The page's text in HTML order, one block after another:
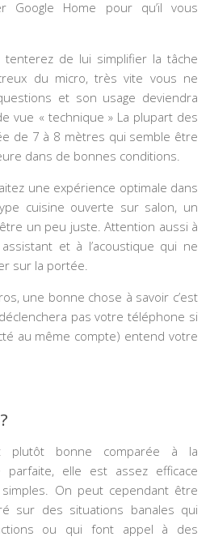
Google Home pour qu’il vous
de lui simplifier la tâche
du micro, très vite vous ne
et son usage deviendra
vue « technique » La plupart des
de 7 à 8 mètres qui semble être
dans de bonnes conditions.
une expérience optimale dans
cuisine ouverte sur salon, un
un peu juste. Attention aussi à
et à l’acoustique qui ne
sur la portée.
une bonne chose à savoir c’est
pas votre téléphone si
au même compte) entend votre
plutôt bonne comparée à la
parfaite, elle est assez efficace
On peut cependant être
sur des situations banales qui
ou qui font appel à des